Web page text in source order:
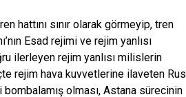
hattını sınır olarak görmeyip, tren
Esad rejimi ve rejim yanlısı
ilerleyen rejim yanlısı milislerin
rejim hava kuvvetlerine ilaveten Rus
olması, Astana sürecinin